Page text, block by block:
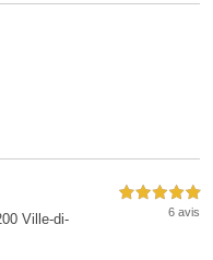
Ville-di-
5,0 étoiles sur 5
6 avis